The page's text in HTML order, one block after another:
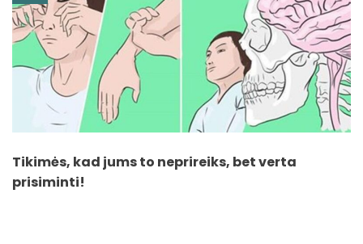
Tikimės, kad jums to neprireiks, bet verta
prisiminti!